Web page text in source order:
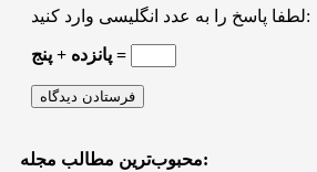
لطفا پاسخ را به عدد انگلیسی وارد کنید:
پانزده + پنج =
محبوب‌ترین مطالب مجله: